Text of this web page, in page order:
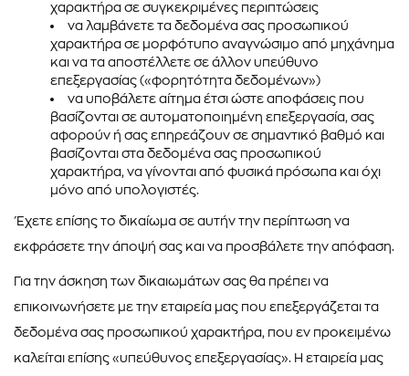
χαρακτήρα σε συγκεκριµένες περιπτώσεις
να λαµβάνετε τα δεδοµένα σας προσωπικού
χαρακτήρα σε µορφότυπο αναγνώσιµο από µηχάνηµα
και να τα αποστέλλετε σε άλλον υπεύθυνο
επεξεργασίας («φορητότητα δεδοµένων»)
να υποβάλετε αίτηµα έτσι ώστε αποφάσεις που
βασίζονται σε αυτοµατοποιηµένη επεξεργασία, σας
αφορούν ή σας επηρεάζουν σε σηµαντικό βαθµό και
βασίζονται στα δεδοµένα σας προσωπικού
χαρακτήρα, να γίνονται από φυσικά πρόσωπα και όχι
µόνο από υπολογιστές.
Έχετε επίσης το δικαίωµα σε αυτήν την περίπτωση να
εκφράσετε την άποψή σας και να προσβάλετε την απόφαση.
Για την άσκηση των δικαιωµάτων σας θα πρέπει να
επικοινωνήσετε µε την εταιρεία µας που επεξεργάζεται τα
δεδοµένα σας προσωπικού χαρακτήρα, που εν προκειµένω
καλείται επίσης «υπεύθυνος επεξεργασίας». Η εταιρεία µας